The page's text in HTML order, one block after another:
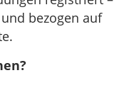
bezogen auf